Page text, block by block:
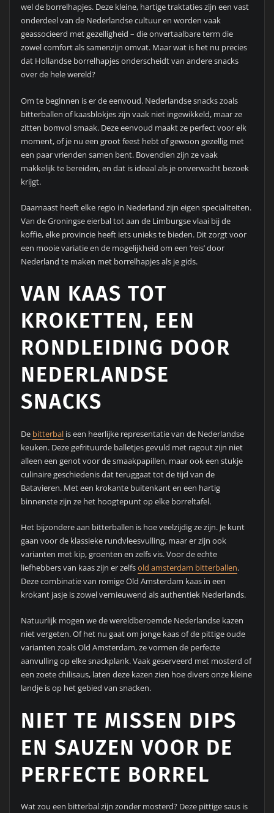
wel de borrelhapjes. Deze kleine, hartige traktaties zijn een vast
onderdeel van de Nederlandse cultuur en worden vaak
geassocieerd met gezelligheid – die onvertaalbare term die
zowel comfort als samenzijn omvat. Maar wat is het nu precies
dat Hollandse borrelhapjes onderscheidt van andere snacks
over de hele wereld?
Om te beginnen is er de eenvoud. Nederlandse snacks zoals
bitterballen of kaasblokjes zijn vaak niet ingewikkeld, maar ze
zitten bomvol smaak. Deze eenvoud maakt ze perfect voor elk
moment, of je nu een groot feest hebt of gewoon gezellig met
een paar vrienden samen bent. Bovendien zijn ze vaak
makkelijk te bereiden, en dat is ideaal als je onverwacht bezoek
krijgt.
Daarnaast heeft elke regio in Nederland zijn eigen specialiteiten.
Van de Groningse eierbal tot aan de Limburgse vlaai bij de
koffie, elke provincie heeft iets unieks te bieden. Dit zorgt voor
een mooie variatie en de mogelijkheid om een ‘reis’ door
Nederland te maken met borrelhapjes als je gids.
VAN KAAS TOT
KROKETTEN, EEN
RONDLEIDING DOOR
NEDERLANDSE
SNACKS
De bitterbalis een heerlijke representatie van de Nederlandse
keuken. Deze gefrituurde balletjes gevuld met ragout zijn niet
alleen een genot voor de smaakpapillen, maar ook een stukje
culinaire geschiedenis dat teruggaat tot de tijd van de
Batavieren. Met een krokante buitenkant en een hartig
binnenste zijn ze het hoogtepunt op elke borreltafel.
Het bijzondere aan bitterballen is hoe veelzijdig ze zijn. Je kunt
gaan voor de klassieke rundvleesvulling, maar er zijn ook
varianten met kip, groenten en zelfs vis. Voor de echte
liefhebbers van kaas zijn er zelfsold amsterdam bitterballen.
Deze combinatie van romige Old Amsterdam kaas in een
krokant jasje is zowel vernieuwend als authentiek Nederlands.
Natuurlijk mogen we de wereldberoemde Nederlandse kazen
niet vergeten. Of het nu gaat om jonge kaas of de pittige oude
varianten zoals Old Amsterdam, ze vormen de perfecte
aanvulling op elke snackplank. Vaak geserveerd met mosterd of
een zoete chilisaus, laten deze kazen zien hoe divers onze kleine
landje is op het gebied van snacken.
NIET TE MISSEN DIPS
EN SAUZEN VOOR DE
PERFECTE BORREL
Wat zou een bitterbal zijn zonder mosterd? Deze pittige saus is